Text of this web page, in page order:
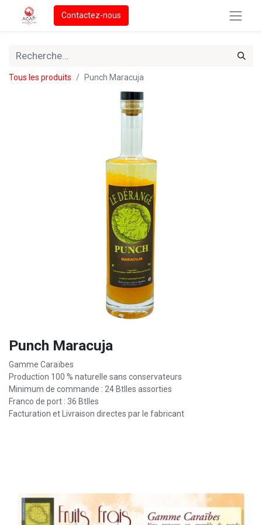
Contactez-nous
Tous les produits Punch Maracuja
Punch Maracuja
Gamme Caraïbes
Production 100 % naturelle sans conservateurs
Minimum de commande : 24 Btlles assorties
Franco de port : 36 Btlles
Facturation et Livraison directes par le fabricant